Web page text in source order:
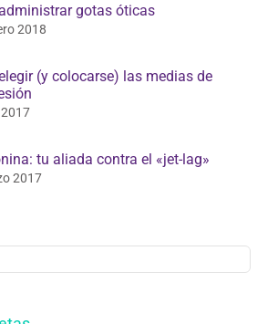
gotas óticas
2018
(y colocarse) las medias de
tu aliada contra el «jet-lag»
2017